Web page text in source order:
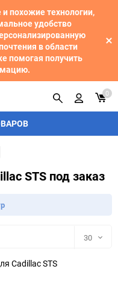
похожие технологии,
удобство
в области
помогая получить
0
STS под заказ
30
Cadillac STS